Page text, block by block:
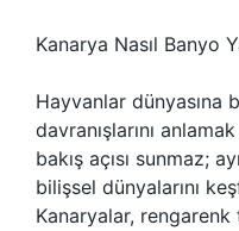
Kanarya Nasıl Banyo
Hayvanlar dünyasına
davranışlarını
bakış açısı sunmaz;
bilişsel dünyalarını
Kanaryalar,